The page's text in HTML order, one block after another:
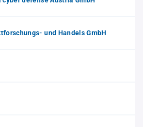
und Handels GmbH